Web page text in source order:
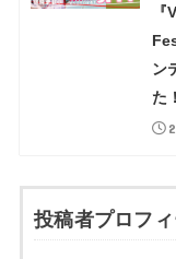
ン
た
投稿者プロフ